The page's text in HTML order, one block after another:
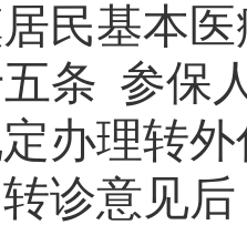
民基本
条 参保
办理转
诊意见